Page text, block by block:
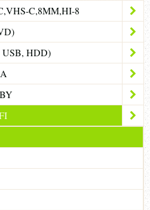
C,8MM,HI-8
HDD)